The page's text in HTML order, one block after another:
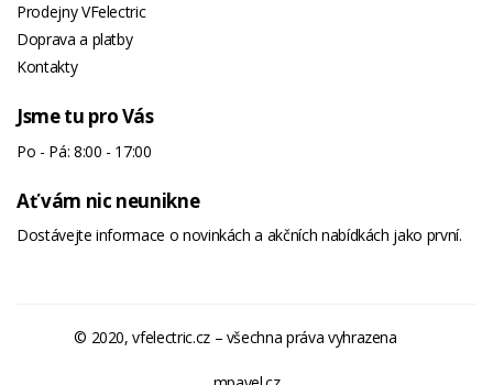
Prodejny VFelectric
Doprava a platby
Kontakty
Jsme tu pro Vás
Po - Pá: 8:00 - 17:00
Ať vám nic neunikne
Dostávejte informace o novinkách a akčních nabídkách jako první.
© 2020, vfelectric.cz – všechna práva vyhrazena